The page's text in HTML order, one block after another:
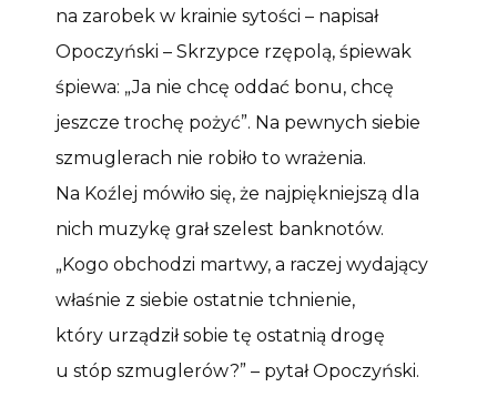
na zarobek w krainie sytości – napisał
Opoczyński – Skrzypce rzępolą, śpiewak
śpiewa: „Ja nie chcę oddać bonu, chcę
jeszcze trochę pożyć”. Na pewnych siebie
szmuglerach nie robiło to wrażenia.
Na Koźlej mówiło się, że najpiękniejszą dla
nich muzykę grał szelest banknotów.
„Kogo obchodzi martwy, a raczej wydający
właśnie z siebie ostatnie tchnienie,
który urządził sobie tę ostatnią drogę
u stóp szmuglerów?” – pytał Opoczyński.